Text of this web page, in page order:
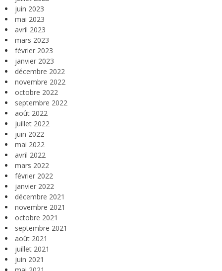
juin 2023
mai 2023
avril 2023
mars 2023
février 2023
janvier 2023
décembre 2022
novembre 2022
octobre 2022
septembre 2022
août 2022
juillet 2022
juin 2022
mai 2022
avril 2022
mars 2022
février 2022
janvier 2022
décembre 2021
novembre 2021
octobre 2021
septembre 2021
août 2021
juillet 2021
juin 2021